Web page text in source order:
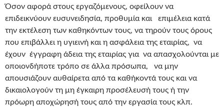
Όσον αφορά στους εργαζόμενους, οφείλουν να
επιδεικνύουν ευσυνειδησία, προθυμία και επιμέλεια κατά
την εκτέλεση των καθηκόντων τους, να τηρούν τους όρους
που επιβάλλει η υγιεινή και η ασφάλεια της εταιρίας, να
έχουν έγγραφη άδεια της εταιρίας για να απασχολούνται με
οποιονδήποτε τρόπο σε άλλα πρόσωπα, να μην
απουσιάζουν αυθαίρετα από τα καθήκοντά τους και να
δικαιολογούν τη μη έγκαιρη προσέλευσή τους ή την
πρόωρη αποχώρησή τους από την εργασία τους κλπ.